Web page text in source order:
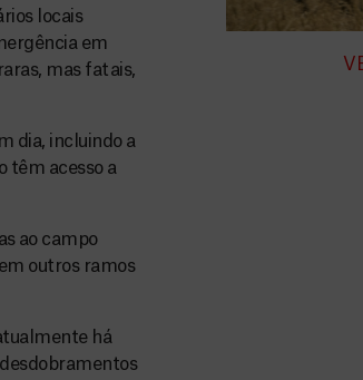
locais
em
mas fatais,
dia, incluindo a
têm acesso a
ao campo
outros ramos
há